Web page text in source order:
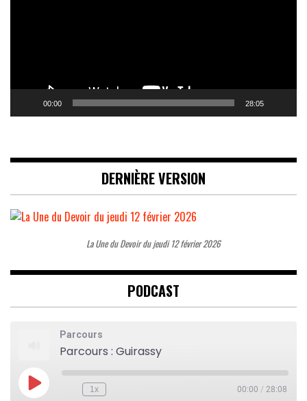
00:00 28:05
DERNIÈRE VERSION
La Une du Devoir du jeudi 12 février 2026
PODCAST
Parcours
Parcours : Guirassy
Play
Episode
Rewind
1x 00:00 / 28:08